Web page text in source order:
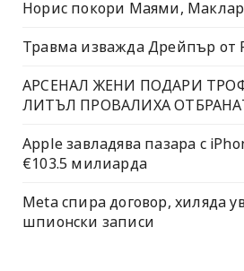
Норис покори Маями,
Травма изважда Дрейпър от
АРСЕНАЛ ЖЕНИ ПОДАРИ
ЛИТЪЛ ПРОВАЛИХА
Apple завладява пазара с
€103.5 милиарда
Meta спира договор, хиляда
шпионски записи